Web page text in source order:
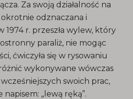
Za swoją działalność na
odznaczana i
1974 r. przeszła wylew, który
paraliż, nie mogąc
ćwiczyła się w rysowaniu
wykonywane wówczas
swoich prac,
napisem: „lewą ręką”.